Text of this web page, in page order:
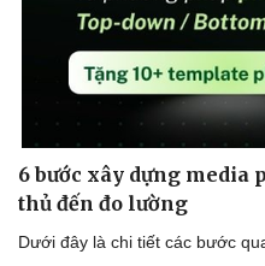
Dinh dưỡng - món ngon
Cây thuốc
Sản phụ khoa
Nhi khoa
Làm đẹp - giảm cân
Phòng mạch online
Ăn sạch sống khỏe
6 bước xây dựng media
thủ đến đo lường
Dưới đây là chi tiết các bước